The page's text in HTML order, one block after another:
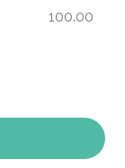
100.00